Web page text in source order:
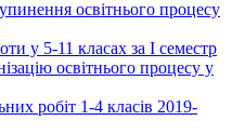
освітнього процесу
у 5-11 класах за І семестр
освітнього процесу у
робіт 1-4 класів 2019-